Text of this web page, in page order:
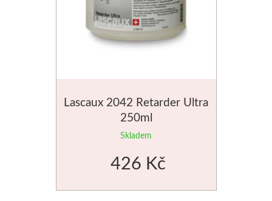
Lascaux 2042 Retarder Ultra
250ml
Skladem
426 Kč